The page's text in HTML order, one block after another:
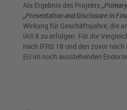
Als Ergebnis des Projekts
„Presentation and Disclosure in
Wirkung für Geschäftsjahre, die
IAS 8 zu erfolgen. Für die
nach IFRS 18 und den zuvor
EU im noch ausstehenden